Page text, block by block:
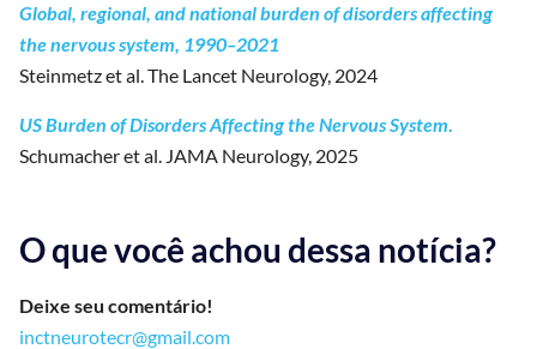
Global, regional, and national burden of disorders affecting
the nervous system, 1990–2021
Steinmetz et al. The Lancet Neurology, 2024
US Burden of Disorders Affecting the Nervous System.
Schumacher et al. JAMA Neurology, 2025
O que você achou dessa notícia?
Deixe seu comentário!
inctneurotecr@gmail.com